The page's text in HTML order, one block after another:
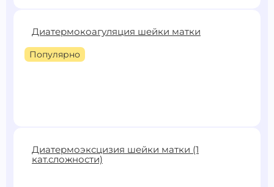
10000 ₽
Записаться
Диатермокоагуляция шейки матки
Популярно
5500 ₽
Записаться
Диатермоэксцизия шейки матки (1
кат.сложности)